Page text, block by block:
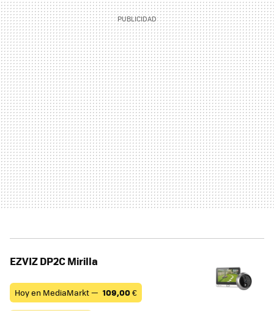
EZVIZ DP2C Mirilla
Hoy en MediaMarkt — 109,00€